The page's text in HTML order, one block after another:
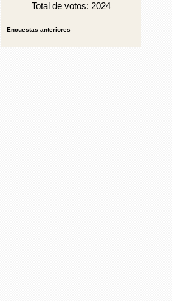
Total de votos: 2024
Encuestas anteriores